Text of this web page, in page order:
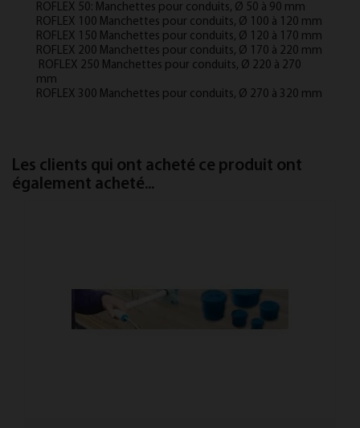
ROFLEX 50: Manchettes pour con­duits, Ø 50 à 90 mm
ROFLEX 100 Manchettes pour con­duits, Ø 100 à 120 mm
ROFLEX 150 Manchettes pour con­duits, Ø 120 à 170 mm
ROFLEX 200 Manchettes pour con­duits, Ø 170 à 220 mm
ROFLEX 250 Manchettes pour con­duits, Ø 220 à 270
mm
ROFLEX 300 Manchettes pour con­duits, Ø 270 à 320 mm
Les clients qui ont acheté ce produit ont
également acheté...